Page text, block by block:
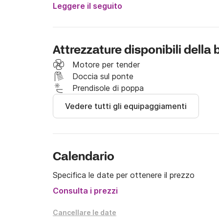
Tariffa intera giornata dalle ore 9.00 alle 18.00.
È possibile avere una tariffa mezza giornata
giornata disponibili).
Il carburante è escluso, da pagare in loco.
resterà impresso nel cuore con la sua
grotte e un mare cristallino per passare una
Leggere il seguito
Attrezzature disponibili della
Motore per tender
Doccia sul ponte
Prendisole di poppa
Vedere tutti gli equipaggiamenti
Calendario
Specifica le date per ottenere il prezzo
Consulta i prezzi
Cancellare le date